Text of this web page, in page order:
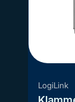
LogiLink